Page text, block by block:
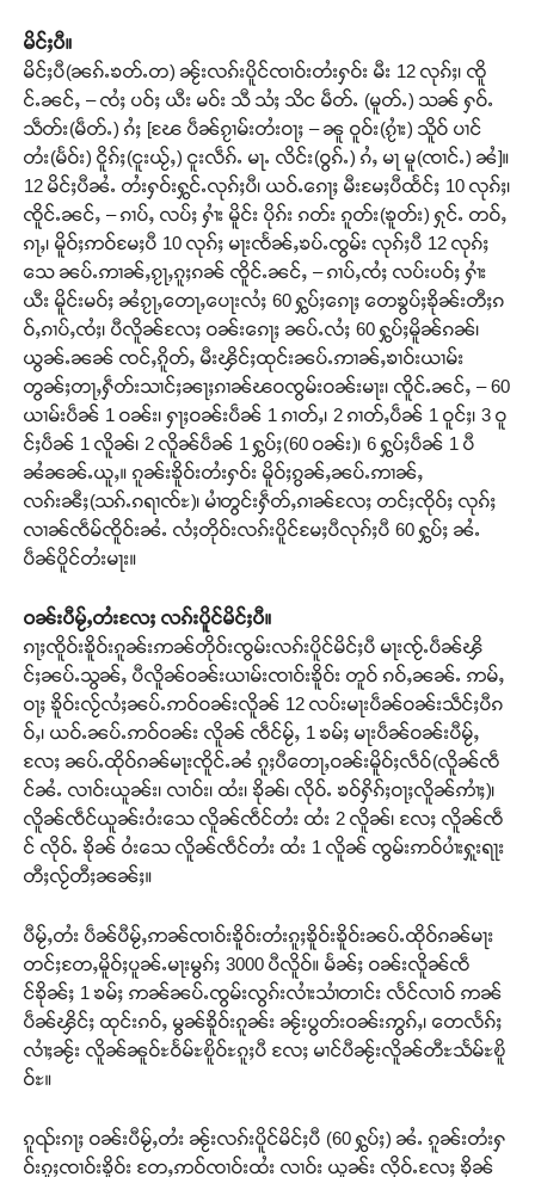
မိင်ႈပီ။
မိင်ႈပီ(ၼၵ်ႉၶတ်ႉတ) ၼႂ်းလၵ်းပိူင်ၸၢဝ်းတႆးႁဝ်း မီး 12 လုၵ်ႈ၊ ၸိူ
င်ႉၼင်ႇ – ၸႆႈ ပဝ်ႈ ယီး မဝ်း သီ သႆႈ သိင မဵတ်ႉ (မူတ်ႉ) သၼ် ႁဝ်ႉ
သဵတ်း(မဵတ်ႉ) ၵႆႈ [ၽႄ ပဵၼ်ၵႂၢမ်းတႆးဝႃႈ – ၼူ ဝူဝ်း(ၵႂၢႆး) သိူဝ် ပၢင်
တႆး(မႅဝ်း) ငိူၵ်ႈ(ငူးယႂ်ႇ) ငူးလဵၵ်ႉ မႃႉ လိင်း(ဝွၵ်ႉ) ၵႆႇ မႃ မူ(ၸၢင်ႉ) ၼႆ]။
12 မိင်ႈပီၼႆႉ တႆးႁဝ်းႁွင်ႉလုၵ်ႈပီ၊ ယဝ်ႉၵေႃႈ မီးမႄႈပီထႅင်ႈ 10 လုၵ်ႈ၊
ၸိူင်ႉၼင်ႇ – ၵၢပ်ႇ လပ်ႈ ႁၢႆး မိူင်း ပိုၵ်း ၵတ်း ၵူတ်း(ၶူတ်း) ႁုင်ႉ တဝ်ႇ
ၵႃႇ၊ မိူဝ်ႈဢဝ်မႄႈပီ 10 လုၵ်ႈ မႃးၸႅၼ်ႇၶပ်ႉၸွမ်း လုၵ်ႈပီ 12 လုၵ်ႈ
သေ ၼပ်ႉဢၢၼ်ႇၵႂႃႇၵူႈၵၼ် ၸိူင်ႉၼင်ႇ – ၵၢပ်ႇၸႆႈ လပ်းပဝ်ႈ ႁၢႆး
ယီး မိူင်းမဝ်ႈ ၼႆၵႂႃႇတေႃႇပေႃးလႆႈ 60 ႁွပ်ႈၵေႃႈ တေၶွပ်ႈၶိုၼ်းတီႈၵ
ဝ်ႇၵၢပ်ႇၸႆႈ၊ ပီလိူၼ်လႄႈ ဝၼ်းၵေႃႈ ၼပ်ႉလႆႈ 60 ႁွပ်ႈမိူၼ်ၵၼ်၊
ယွၼ်ႉၼၼ် ၸင်ႇၵိူတ်ႇ မီးၾိင်ႈထုင်းၼပ်ႉဢၢၼ်ႇၶၢဝ်းယၢမ်း
တွၼ်ႈတႃႇႁဵတ်းသၢင်ႈၼႃႈၵၢၼ်ၽဝၸွမ်းဝၼ်းမႃး၊ ၸိူင်ႉၼင်ႇ – 60
ယၢမ်းပဵၼ် 1 ဝၼ်း၊ ႁႃႈဝၼ်းပဵၼ် 1 ၵၢတ်ႇ၊ 2 ၵၢတ်ႇပဵၼ် 1 ဝူင်ႈ၊ 3 ဝူ
င်ႈပဵၼ် 1 လိူၼ်၊ 2 လိူၼ်ပဵၼ် 1 ႁွပ်ႈ(60 ဝၼ်း)၊ 6 ႁွပ်ႈပဵၼ် 1 ပီ
ၼႆၼၼ်ႉယူႇ။ ၵူၼ်းၶိူဝ်းတႆးႁဝ်း မိူဝ်ႈၵွၼ်ႇၼပ်ႉဢၢၼ်ႇ
လၵ်းၼီႈ(သၵ်ႉၵရၢၸ်ႊ)၊ မၢႆတွင်းႁဵတ်ႇၵၢၼ်လႄႈ တင်ႈၸိုဝ်ႈ လုၵ်ႈ
လၢၼ်ၸဵမ်ၸိူဝ်းၼႆႉ လႆႈတိုဝ်းလၵ်းပိူင်မႄႈပီလုၵ်ႈပီ 60 ႁွပ်ႈ ၼႆႉ
ပဵၼ်ပိူင်တႆးမႃး။
ဝၼ်းပီမႂ်ႇတႆးလႄႈ လၵ်းပိူင်မိင်ႈပီ။
ၵႃႈၸိူဝ်းၶိူဝ်းၵူၼ်းဢၼ်တိုဝ်းၸွမ်းလၵ်းပိူင်မိင်ႈပီ မႃးၸႂ်ႉပဵၼ်ၾိ
င်ႈၼပ်ႉသွၼ်ႇ ပီလိူၼ်ဝၼ်းယၢမ်းၸၢဝ်းၶိူဝ်း တူဝ် ၵဝ်ႇၼၼ်ႉ ဢမ်ႇ
ဝႃႈ ၶိူဝ်းလႂ်လႆႈၼပ်ႉဢဝ်ဝၼ်းလိူၼ် 12 လပ်းမႃးပဵၼ်ဝၼ်းသဵင်ႈပီၵ
ဝ်ႇ၊ ယဝ်ႉၼပ်ႉဢဝ်ဝၼ်း လိူၼ် ၸဵင်မႂ်ႇ 1 ၶမ်ႈ မႃးပဵၼ်ဝၼ်းပီမႂ်ႇ
လႄႈ ၼပ်ႉထိုဝ်ၵၼ်မႃးၸိူင်ႉၼႆ ၵူႈပီတေႃႇဝၼ်းမိူဝ်ႈလဵဝ်(လိူၼ်ၸဵ
င်ၼႆႉ လၢဝ်းယူၼ်း၊ လၢဝ်း၊ ထႆး၊ ၶိုၼ်၊ လိုဝ်ႉ ၶဝ်ႁိၵ်ႈဝႃႈလိူၼ်ဢၢႆႈ)၊
လိူၼ်ၸဵင်ယူၼ်းဝႆးသေ လိူၼ်ၸဵင်တႆး ထႆး 2 လိူၼ်၊ လႄႈ လိူၼ်ၸဵ
င် လိုဝ်ႉ ၶိုၼ် ဝႆးသေ လိူၼ်ၸဵင်တႆး ထႆး 1 လိူၼ် ၸွမ်းဢဝ်ပၢႆးႁူးရႃး
တီႈလႂ်တီႈၼၼ်ႈ။
ပီမႂ်ႇတႆး ပဵၼ်ပီမႂ်ႇဢၼ်ၸၢဝ်းၶိူဝ်းတႆးၵူႈၶိူဝ်းၶိူဝ်းၼပ်ႉထိုဝ်ၵၼ်မႃး
တင်ႈတႄႇမိူဝ်ႈပူၼ်ႉမႃးမွၵ်ႈ 3000 ပီလိူဝ်။ မႅၼ်ႈ ဝၼ်းလိူၼ်ၸဵ
င်ၶိုၼ်ႈ 1 ၶမ်ႈ ဢၼ်ၼပ်ႉၸွမ်းလွၵ်းလၢႆးသၢႆတၢင်း လႅင်လၢဝ် ဢၼ်
ပဵၼ်ၾိင်ႈ ထုင်းၵဝ်ႇ မွၼ်ၶိူဝ်းၵူၼ်း ၼႂ်းပွတ်းဝၼ်းဢွၵ်ႇ၊ တေလႅၵ်ႈ
လၢႆႈၼႂ်း လိူၼ်ၼူဝ်ႊဝႅမ်ႊၿိူဝ်ႊၵူႈပီ လႄႈ မၢင်ပီၼႂ်းလိူၼ်တီႊသႅမ်ႊၿိူ
ဝ်ႊ။
ၵူၺ်းၵႃႈ ဝၼ်းပီမႂ်ႇတႆး ၼႂ်းလၵ်းပိူင်မိင်ႈပီ (60 ႁွပ်ႈ) ၼႆႉ ၵူၼ်းတႆးႁ
ဝ်းၵူႈၸၢဝ်းၶိူဝ်း တႄႇဢဝ်ၸၢဝ်းထႆး လၢဝ်း ယူၼ်း လိုဝ်ႉလႄႈ ၶိုၼ်